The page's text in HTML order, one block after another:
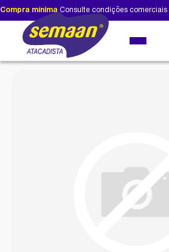
Compra mínima Consulte condições comerciais